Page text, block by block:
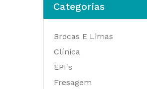
Categorias
Brocas E Limas
Clínica
EPI's
Fresagem